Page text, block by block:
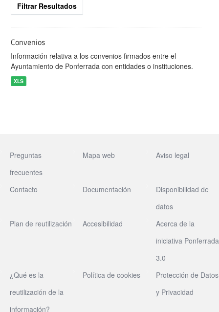
Filtrar Resultados
Convenios
Información relativa a los convenios firmados entre el
Ayuntamiento de Ponferrada con entidades o instituciones.
XLS
Preguntas
frecuentes
Mapa web Aviso legal
Contacto Documentación
Disponibilidad de
datos
Plan de reutilización
Accesibilidad
Acerca de la
iniciativa Ponferrada
3.0
¿Qué es la
reutilización de la
información?
Política de cookies
Protección de Datos
y Privacidad